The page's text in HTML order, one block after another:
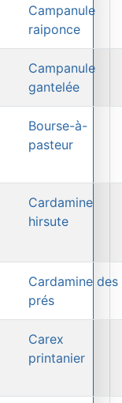
Campanule
raiponce
Campanule
gantelée
Bourse-à-
pasteur
Cardamine
hirsute
Cardamine des
prés
Carex
printanier